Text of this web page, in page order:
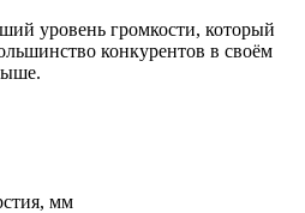
уровень громкости, который
конкурентов в своём
мм